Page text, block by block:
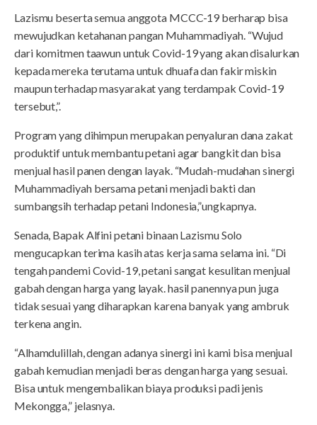
Lazismu beserta semua anggota MCCC-19 berharap bisa
mewujudkan ketahanan pangan Muhammadiyah. “Wujud
dari komitmen taawun untuk Covid-19 yang akan disalurkan
kepada mereka terutama untuk dhuafa dan fakir miskin
maupun terhadap masyarakat yang terdampak Covid-19
tersebut,”.
Program yang dihimpun merupakan penyaluran dana zakat
produktif untuk membantu petani agar bangkit dan bisa
menjual hasil panen dengan layak. “Mudah-mudahan sinergi
Muhammadiyah bersama petani menjadi bakti dan
sumbangsih terhadap petani Indonesia,”ungkapnya.
Senada, Bapak Alfini petani binaan Lazismu Solo
mengucapkan terima kasih atas kerja sama selama ini. “Di
tengah pandemi Covid-19, petani sangat kesulitan menjual
gabah dengan harga yang layak. hasil panennya pun juga
tidak sesuai yang diharapkan karena banyak yang ambruk
terkena angin.
“Alhamdulillah, dengan adanya sinergi ini kami bisa menjual
gabah kemudian menjadi beras dengan harga yang sesuai.
Bisa untuk mengembalikan biaya produksi padi jenis
Mekongga,” jelasnya.